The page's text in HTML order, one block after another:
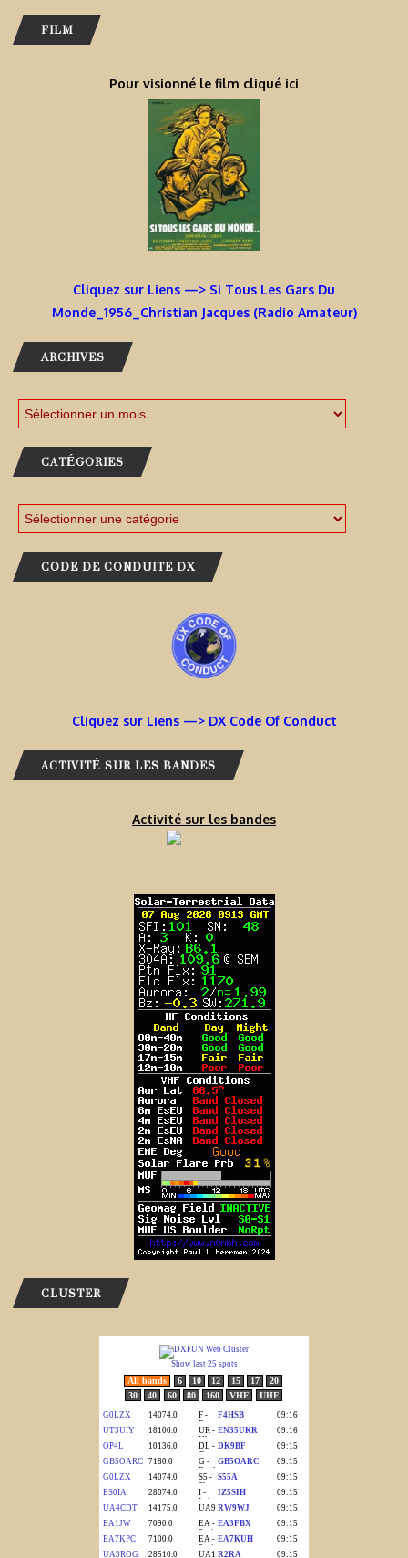
FILM
Pour visionné le film cliqué ici
Cliquez sur Liens —> Si Tous Les Gars Du
Monde_1956_Christian Jacques (Radio Amateur)
ARCHIVES
CATÉGORIES
CODE DE CONDUITE DX
Cliquez sur Liens —> DX Code Of Conduct
ACTIVITÉ SUR LES BANDES
Activité sur les bandes
CLUSTER